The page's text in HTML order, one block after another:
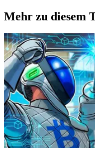
Mehr zu diesem